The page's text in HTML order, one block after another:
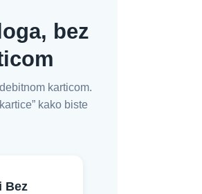
bez
karticom.
kako biste
Bez